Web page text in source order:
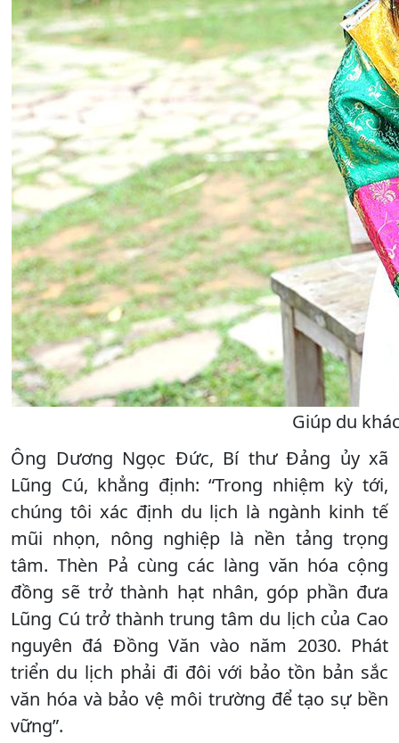
Giúp du
Ông Dương Ngọc Đức, Bí thư Đảng ủy xã
Lũng Cú, khẳng định: “Trong nhiệm kỳ tới,
chúng tôi xác định du lịch là ngành kinh tế
mũi nhọn, nông nghiệp là nền tảng trọng
tâm. Thèn Pả cùng các làng văn hóa cộng
đồng sẽ trở thành hạt nhân, góp phần đưa
Lũng Cú trở thành trung tâm du lịch của Cao
nguyên đá Đồng Văn vào năm 2030. Phát
triển du lịch phải đi đôi với bảo tồn bản sắc
văn hóa và bảo vệ môi trường để tạo sự bền
vững”.